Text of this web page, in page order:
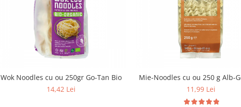
Wok Noodles cu ou 250gr Go-Tan Bio
14,42 Lei
Mie-Noodles cu ou 250 g Alb-
11,99 Lei